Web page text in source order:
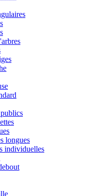
longues
individuelles